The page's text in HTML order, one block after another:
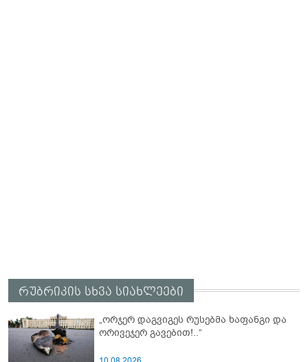
რუბრიკის სხვა სიახლეები
„ორჯერ დაგვიგეს რუსებმა ხაფანგი და
ორივეჯერ გავებით!..“